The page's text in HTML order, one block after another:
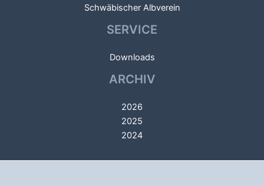
Schwäbischer Albverein
SERVICE
Downloads
ARCHIV
2026
2025
2024